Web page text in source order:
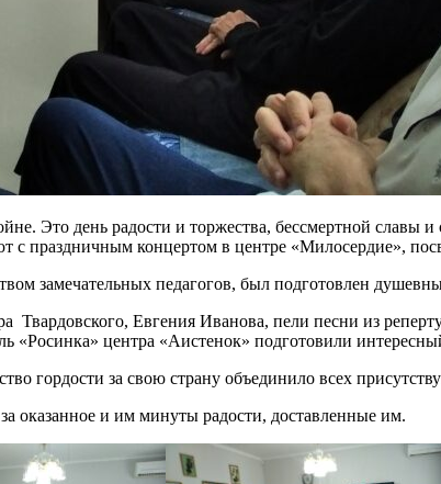
Это день радости и торжества, бессмертной
с праздничным концертом в центре «Милосердие»,
замечательных педагогов, был подготовлен
Твардовского, Евгения Иванова, пели песни из
центра «Аистенок» подготовили
гордости за свою страну объединило всех
оказанное и им минуты радости, доставленные им.